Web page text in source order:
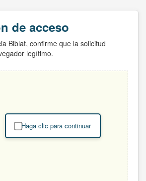
de acceso
Biblat, confirme que la solicitud
legítimo.
Haga clic para continuar